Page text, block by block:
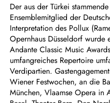
Der aus der Türkei
Ensemblemitglied der
Interpretation des Pollux
Opernhaus Düsseldorf wurde
Andante Classic Music
umfangreiches Repertoire
Verdipartien.
Wiener Festwochen, an die
München, Vlaamse Opera in